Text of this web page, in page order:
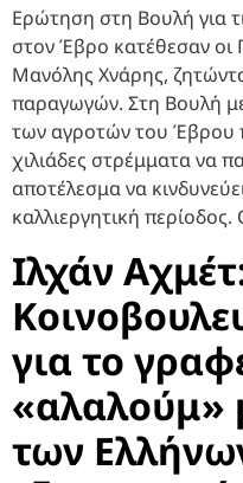
Ερώτηση στη Βουλή για
στον Έβρο κατέθεσαν οι
Μανόλης Χνάρης,
παραγωγών. Στη Βουλή
των αγροτών του Έβρου
χιλιάδες στρέμματα να
αποτέλεσμα να
καλλιεργητική
Ιλχάν
για το
«αλαλούμ»
των